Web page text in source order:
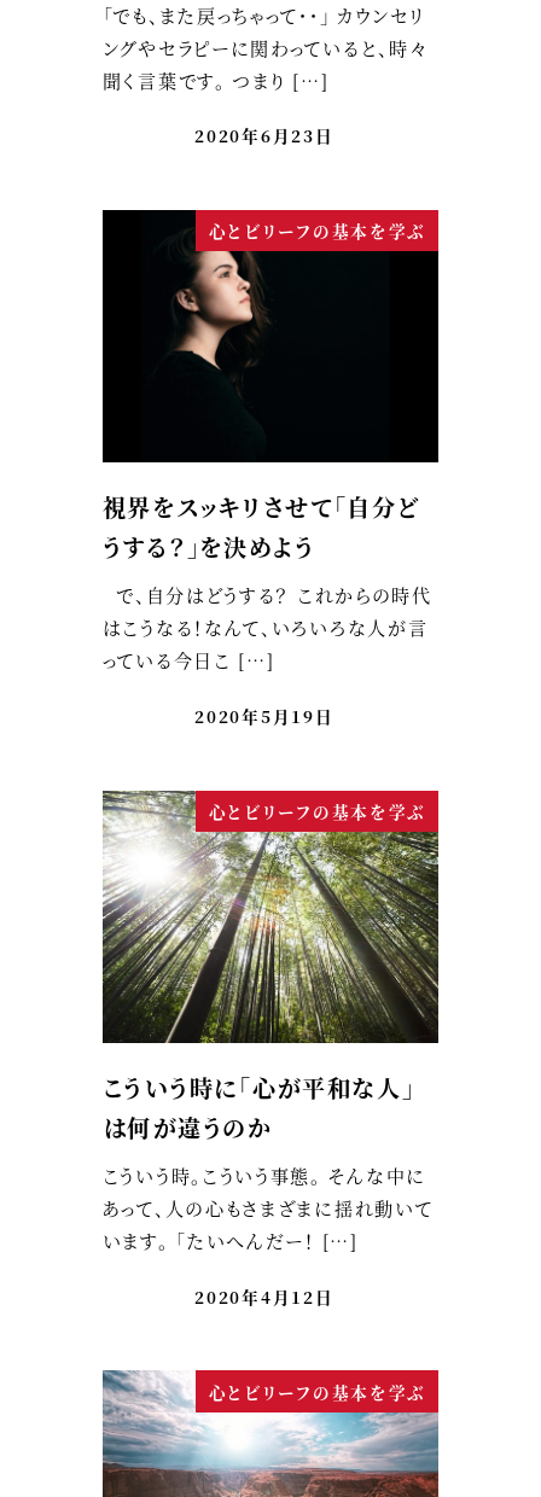
「でも、また戻っちゃって・・」 カウンセリ
ングやセラピーに関わっていると、時々
聞く言葉です。 つまり […]
2020年6月23日
心とビリーフの基本を学ぶ
視界をスッキリさせて「自分ど
うする？」を決めよう
で、自分はどうする？ これからの時代
はこうなる！なんて、いろいろな人が言
っている今日こ […]
2020年5月19日
心とビリーフの基本を学ぶ
こういう時に「心が平和な人」
は何が違うのか
こういう時。こういう事態。 そんな中に
あって、人の心もさまざまに揺れ動いて
います。 「たいへんだー！ […]
2020年4月12日
心とビリーフの基本を学ぶ